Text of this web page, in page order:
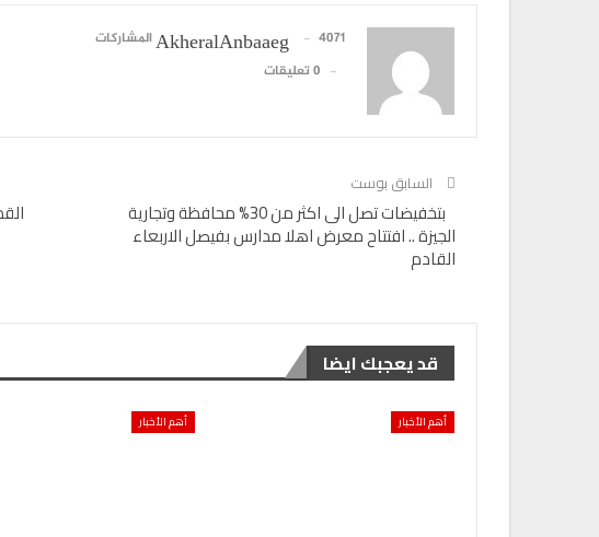
AkheralAnbaaeg
4071 المشاركات
0 تعليقات
السابق بوست
بتخفيضات تصل الى اكثر من 30% محافظة وتجارية
الجيزة .. افتتاح معرض اهلا مدارس بفيصل الاربعاء
القادم
قد يعجبك ايضا
أهم الأخبار أهم الأخبار